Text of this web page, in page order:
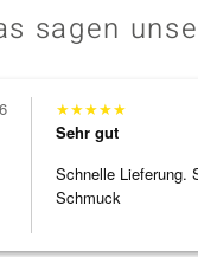
sagen
★★★★★
Sehr gut
Schnelle Lieferung.
Schmuck